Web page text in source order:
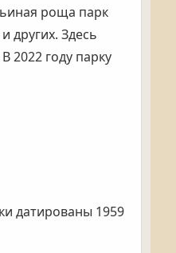
роща парк
других. Здесь
2022 году парку
датированы 1959